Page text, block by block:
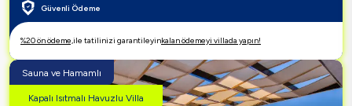
Güvenli Ödeme
%20 ön ödeme,ile tatilinizi garantileyinkalan ödemeyi villada yapın!
Sauna ve Hamamlı
Kapalı Isıtmalı Havuzlu Villa